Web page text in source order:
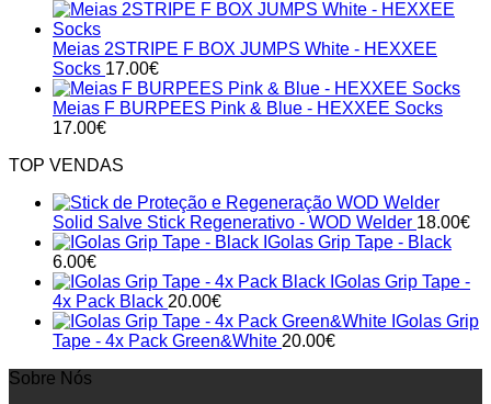
Meias 2STRIPE F BOX JUMPS White - HEXXEE
Socks 17.00€
Meias F BURPEES Pink & Blue - HEXXEE Socks
17.00€
TOP VENDAS
Solid Salve Stick Regenerativo - WOD Welder 18.00€
IGolas Grip Tape - Black
6.00€
IGolas Grip Tape -
4x Pack Black 20.00€
IGolas Grip
Tape - 4x Pack Green&White 20.00€
Sobre Nós